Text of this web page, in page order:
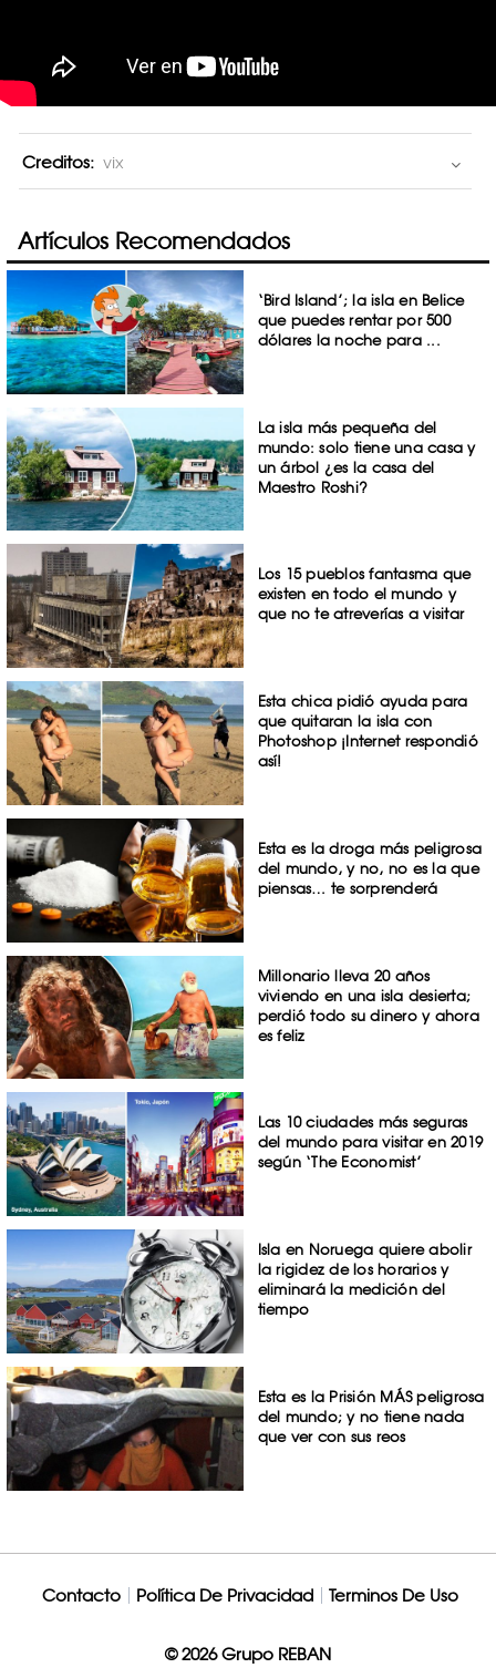
Creditos: vix
Artículos Recomendados
‘Bird Island’; la isla en Belice
que puedes rentar por 500
dólares la noche para ...
La isla más pequeña del
mundo: solo tiene una casa y
un árbol ¿es la casa del
Maestro Roshi?
Los 15 pueblos fantasma que
existen en todo el mundo y
que no te atreverías a visitar
Esta chica pidió ayuda para
que quitaran la isla con
Photoshop ¡Internet respondió
así!
Esta es la droga más peligrosa
del mundo, y no, no es la que
piensas… te sorprenderá
Millonario lleva 20 años
viviendo en una isla desierta;
perdió todo su dinero y ahora
es feliz
Las 10 ciudades más seguras
del mundo para visitar en 2019
según ‘The Economist’
Isla en Noruega quiere abolir
la rigidez de los horarios y
eliminará la medición del
tiempo
Esta es la Prisión MÁS peligrosa
del mundo; y no tiene nada
que ver con sus reos
Contacto Política De Privacidad Terminos De Uso
© 2026 Grupo REBAN